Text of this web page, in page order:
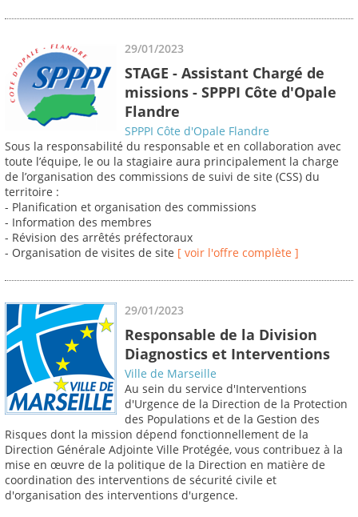
29/01/2023
STAGE - Assistant Chargé de
missions - SPPPI Côte d'Opale
Flandre
SPPPI Côte d'Opale Flandre
Sous la responsabilité du responsable et en collaboration avec
toute l’équipe, le ou la stagiaire aura principalement la charge
de l’organisation des commissions de suivi de site (CSS) du
territoire :
- Planification et organisation des commissions
- Information des membres
- Révision des arrêtés préfectoraux
- Organisation de visites de site [ voir l'offre complète ]
29/01/2023
Responsable de la Division
Diagnostics et Interventions
Ville de Marseille
Au sein du service d'Interventions
d'Urgence de la Direction de la Protection
des Populations et de la Gestion des
Risques dont la mission dépend fonctionnellement de la
Direction Générale Adjointe Ville Protégée, vous contribuez à la
mise en œuvre de la politique de la Direction en matière de
coordination des interventions de sécurité civile et
d'organisation des interventions d'urgence.